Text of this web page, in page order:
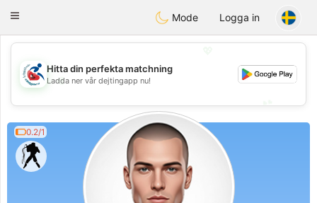
Handi Space
Toggle
Mode Logga in
💖
💕
Hitta din perfekta matchning
Ladda ner vår dejtingapp nu!
0.2/1